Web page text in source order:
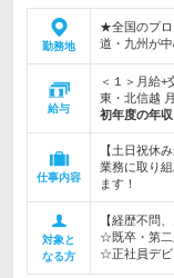
勤務地
★全国のプロ
道・九州が
給与
＜１＞月給+
東・北信越
初年度の年収
仕事内容
【土日祝休
業務に取り
ます！
対象と
なる方
【経歴不問
☆既卒・第二
☆正社員デビ